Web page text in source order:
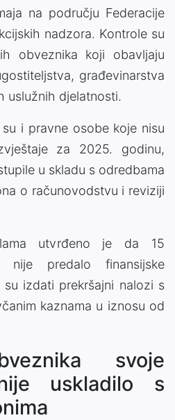
na području Federacije
nadzora. Kontrole su
obveznika koji obavljaju
građevinarstva
uslužnih djelatnosti.
i pravne osobe koje nisu
za 2025. godinu,
u skladu s odredbama
o računovodstvu i reviziji
utvrđeno je da 15
nije predalo finansijske
izdati prekršajni nalozi s
kaznama u iznosu od
svoje
uskladilo s